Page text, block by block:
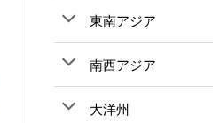
東南アジア
南西アジア
大洋州